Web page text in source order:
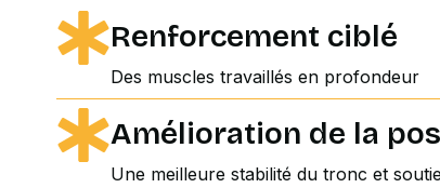
Renforcement ciblé
Des muscles travaillés en profondeur
Amélioration de la
Une meilleure stabilité du tronc et